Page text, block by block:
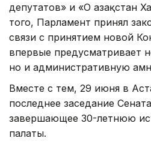
депутатов» и «О Қазақстан
того, Парламент принял
связи с принятием новой
впервые предусматривает
но и административную
Вместе с тем, 29 июня в
последнее заседание
завершающее 30-летнюю
палаты.